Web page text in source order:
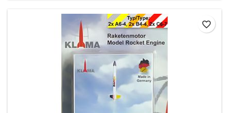
favorite_border